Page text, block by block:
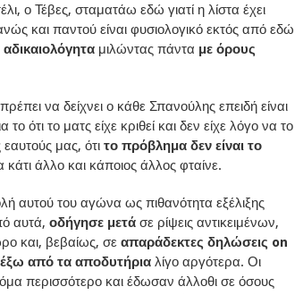
ο Τέβες, σταματάω εδώ γιατί η λίστα έχει
και παντού είναι φυσιολογικό εκτός από εδώ
μιλώντας πάντα με όρους
να δείχνει ο κάθε Σπανούλης επειδή είναι
ότι το ματς είχε κριθεί και δεν είχε λόγο να το
μας, ότι το πρόβλημα δεν είναι το
κάτι άλλο και κάποιος άλλος φταίνε.
αυτού του αγώνα ως πιθανότητα εξέλιξης
αυτά, οδήγησε μετάσε ρίψεις αντικειμένων,
και, βεβαίως, σε απαράδεκτες δηλώσεις on
έξω από τα αποδυτήρια λίγο αργότερα. Οι
περισσότερο και έδωσαν άλλοθι σε όσους